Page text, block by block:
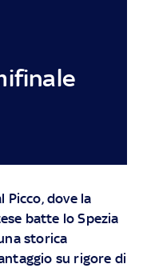
Picco, dove la
batte lo Spezia
storica
su rigore di